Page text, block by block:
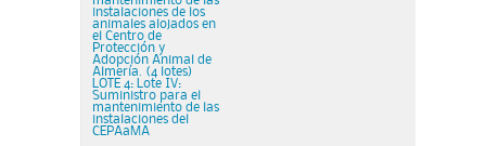
instalaciones de los
animales alojados en
el Centro de
Protección y
Adopción Animal de
Almería. (4 lotes)
LOTE 4: Lote IV:
Suministro para el
mantenimiento de las
instalaciones del
CEPAaMA